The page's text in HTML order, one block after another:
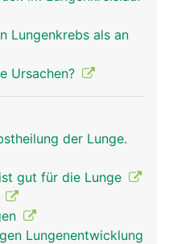
Lungenkrebs als an
Ursachen?
der Lunge.
gut für die Lunge
Lungenentwicklung